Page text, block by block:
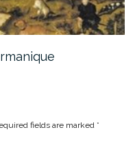
fields are marked *